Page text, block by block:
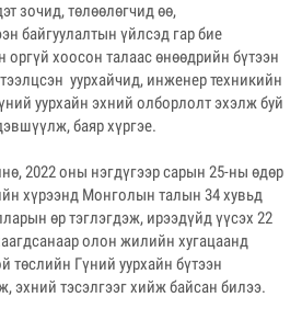
зочид, төлөөлөгчид өө,
байгуулалтын үйлсэд гар бие
хоосон талаас өнөөдрийн бүтээн
уурхайчид, инженер техникийн
уурхайн эхний олборлолт эхэлж буй
баяр хүргэе.
2022 оны нэгдүгээр сарын 25-ны өдөр
хүрээнд Монголын талын 34 хувьд
өр тэглэгдэж, ирээдүйд үүсэх 22
олон жилийн хугацаанд
төслийн Гүний уурхайн бүтээн
эхний тэсэлгээг хийж байсан билээ.